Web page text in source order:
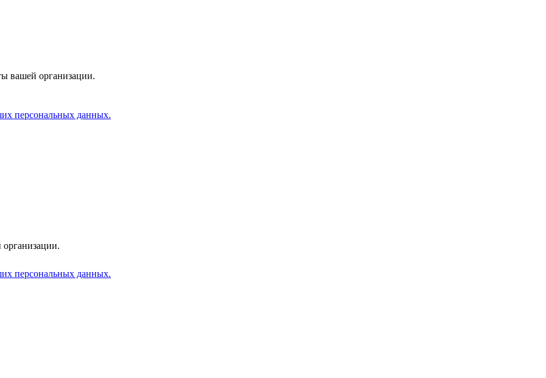
вашей организации.
персональных данных.
персональных данных.